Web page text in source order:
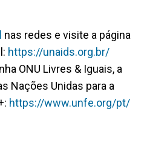
nas redes e visite a página
https://unaids.org.br/
ONU Livres & Iguais, a
Nações Unidas para a
https://www.unfe.org/pt/